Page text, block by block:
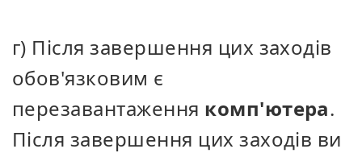
г) Після завершення цих заходів
обов'язковим є
перезавантаження комп'ютера.
Після завершення цих заходів ви